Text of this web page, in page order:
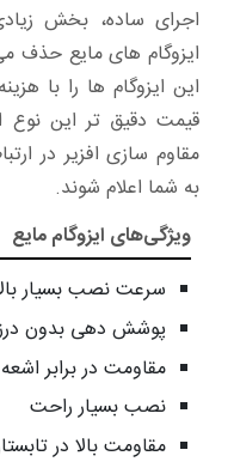
اجرای ساده، بخش
ایزوگام‌ های مایع حذف
این ایزوگام‌ ها را با
قیمت دقیق‌ تر این نوع
مقاوم سازی افزیر در
به شما اعلام شوند.
ویژگی‌های ایزوگام مایع
سرعت نصب بسیار
پوشش‌ دهی بدون
مقاومت در برابر
نصب بسیار راحت
مقاومت بالا در